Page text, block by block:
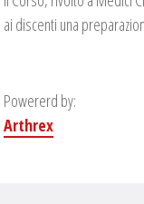
ai discenti una
Powererd by:
Arthrex